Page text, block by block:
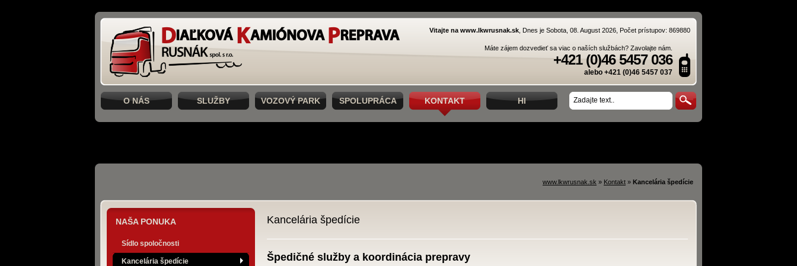
Vitajte na www.lkwrusnak.sk , Dnes je Sobota, 08. August 2026, Počet prístupov: 869880
Máte zájem dozvedieť sa viac o naších službách? Zavolajte nám.
+421 (0)46 5457 036
alebo +421 (0)46 5457 037
O NÁS SLUŽBY VOZOVÝ PARK SPOLUPRÁCA KONTAKT HI
www.lkwrusnak.sk » Kontakt » Kancelária špedície
NAŠA PONUKA
Sídlo spoločnosti
Kancelária špedície
Kancelária špedície
Špedičné služby a koordinácia prepravy